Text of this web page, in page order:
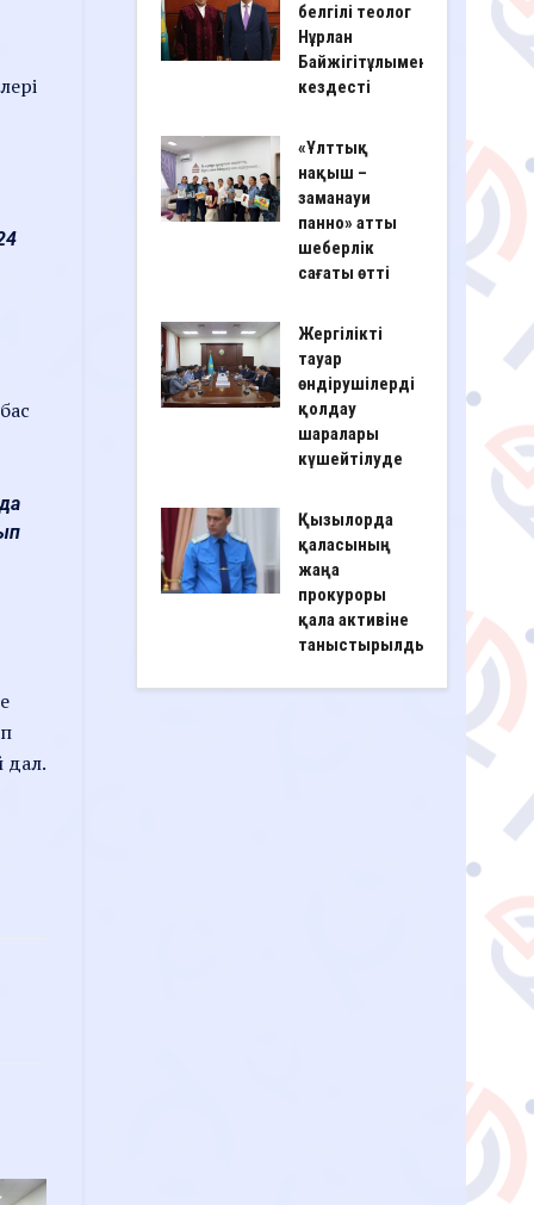
дал.
белгілі теолог
Нұрлан
Байжігітұлымен
кездесті
«Ұлттық
нақыш –
заманауи
панно» атты
шеберлік
сағаты өтті
Жергілікті
тауар
өндірушілерді
қолдау
шаралары
күшейтілуде
Қызылорда
қаласының
жаңа
прокуроры
қала активіне
таныстырылды